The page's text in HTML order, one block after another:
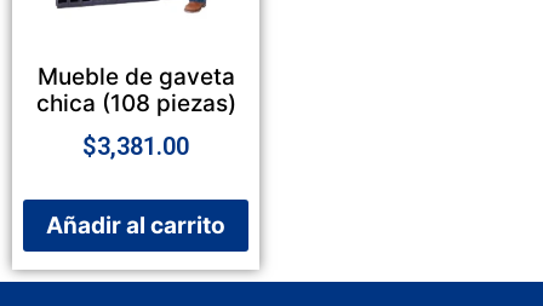
Mueble de gaveta
chica (108 piezas)
$3,381.00
Añadir al carrito